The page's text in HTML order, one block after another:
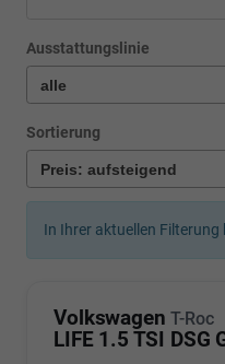
Ausstattungslinie
Sortierung
In Ihrer aktuellen Filterung
Volkswagen T-Roc